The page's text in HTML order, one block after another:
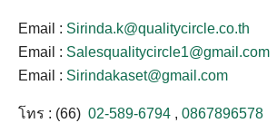
Email : Sirinda.k@qualitycircle.co.th
Email : Salesqualitycircle1@gmail.com
Email : Sirindakaset@gmail.com
โทร : (66) 02-589-6794 , 0867896578